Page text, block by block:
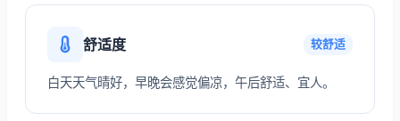
舒适度 较舒适
白天天气晴好，早晚会感觉偏凉，午后舒适、宜人。